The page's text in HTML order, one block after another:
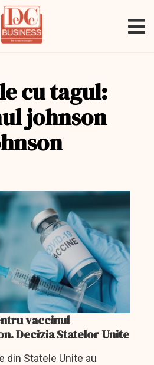
cu tagul:
johnson
vaccinul
Decizia Statelor Unite
din Statele Unite au